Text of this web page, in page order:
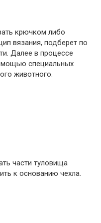
крючком либо
вязания, подберет по
Далее в процессе
специальных
животного.
части туловища
к основанию чехла.